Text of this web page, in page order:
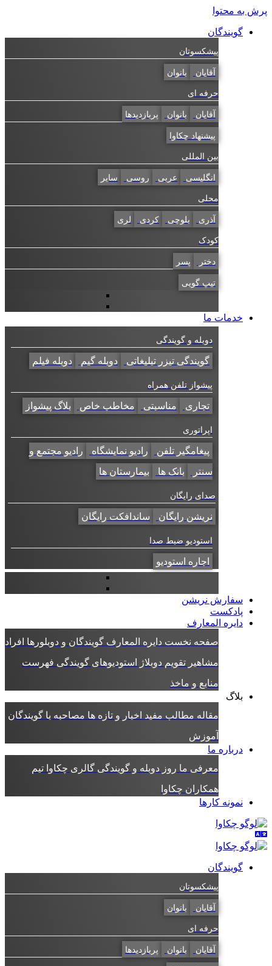
به محتوا
گویندگان
پیشکسوتان
بانوان
حرفه ای
بانوان پربازدیدها
پیشنهاد چکاوا
بین المللی
انگلیسی عربی روسی سایر
محلی
بلوچی کردی لری
کودک
پسر
تیپ گویی
خدمات ما
دوبله و گویندگی
گویندگی تیزر تبلیغاتی دوبله گیم دوبله فیلم
پیشواز تلفن همراه
تجاری مناسبتی مخاطب خاص بلاگ پیشواز
اپراتوری
پیغامگیر تلفن رادیو نمایشگاه رادیو مجتمع و
سنتر بانک ها بیمارستان ها
صدای رایگان
نریشن رایگان ساندافکت رایگان
استودیو ضبط صدا
اجاره استودیو
سفارش نریشن
پادکست
دایره المعارف
صفحه نخست دایره المعارفگویندگان و دوبلورهاافراد
مشاهیرتقویم دوبلاژاستودیوهای گویندگیفهرست
منابع و ماخذ
بلاگ
مقالهمطالب مفیداخبار و تازه ها مصاحبه با گویندگان
آموزش
درباره ما
معرفی ماروز دوبله و گویندگیگالری چکاواتیم
همکاران چکاوا
نمونه کارها
گویندگان
پیشکسوتان
بانوان
حرفه ای
بانوان پربازدیدها